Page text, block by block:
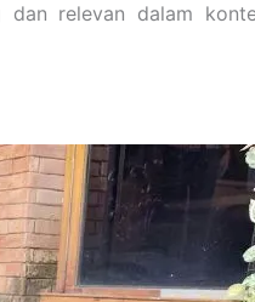
relevan dalam